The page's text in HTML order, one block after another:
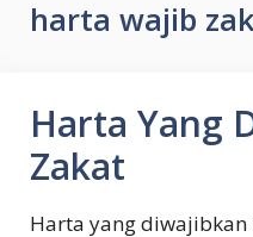
harta wajib
Harta Yang
Zakat
Harta yang diwajibkan